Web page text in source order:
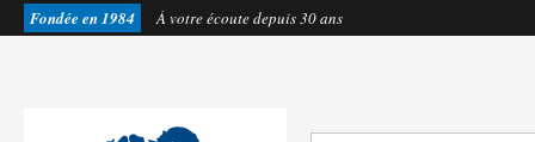
Fondée en 1984 À votre écoute depuis 30 ans